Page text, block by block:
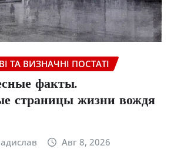
ТА ВИЗНАЧНІ ПОСТАТІ
факты.
страницы жизни вождя
Авг 8, 2026